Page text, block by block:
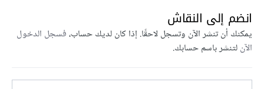
انضم إلى النقاش
يمكنك أن تنشر الآن وتسجل لاحقًا. إذا كان لديك حساب،فسجل الدخول
الآنلتنشر باسم حسابك.